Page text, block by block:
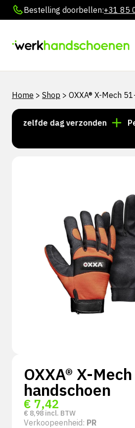
Bestelling doorbellen:+31 85
Home > Shop > OXXA® X-Mech
dag verzonden
OXXA® X-
handschoen
€ 7,42
€ 8,98 incl. BTW
Verkoopeenheid: PR